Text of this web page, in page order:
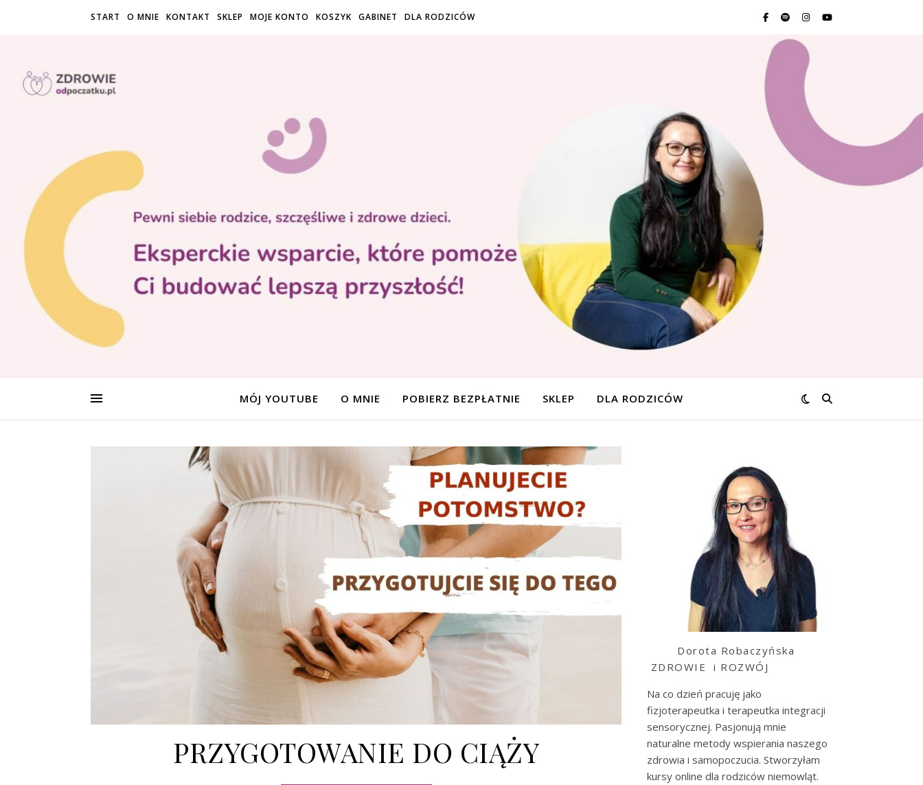
START O MNIE KONTAKT SKLEP MOJE KONTO KOSZYK GABINET DLA RODZICÓW
MÓJ YOUTUBE O MNIE POBIERZ BEZPŁATNIE SKLEP DLA RODZICÓW
PRZYGOTOWANIE DO CIĄŻY
Dorota Robaczyńska
ZDROWIE i ROZWÓJ
Na co dzień pracuję jako
fizjoterapeutka i terapeutka integracji
sensorycznej. Pasjonują mnie
naturalne metody wspierania naszego
zdrowia i samopoczucia. Stworzyłam
kursy online dla rodziców niemowląt.